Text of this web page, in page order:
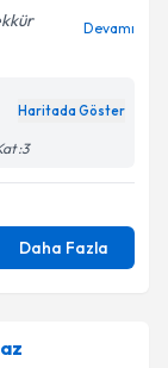
Devamı
Haritada Göster
:3
Daha Fazla